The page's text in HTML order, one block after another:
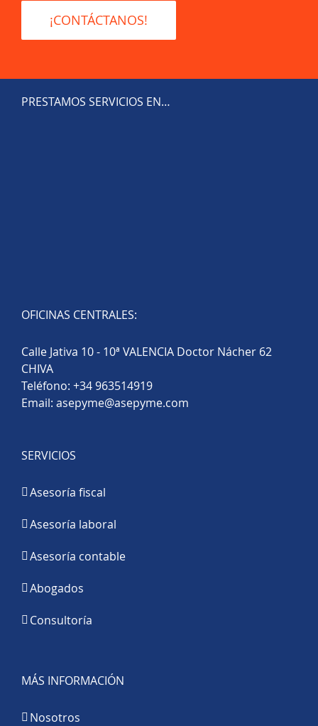
¡CONTÁCTANOS!
PRESTAMOS SERVICIOS EN…
OFICINAS CENTRALES:
Calle Jativa 10 - 10ª VALENCIA Doctor Nácher 62
CHIVA
Teléfono: +34 963514919
Email: asepyme@asepyme.com
SERVICIOS
Asesoría fiscal
Asesoría laboral
Asesoría contable
Abogados
Consultoría
MÁS INFORMACIÓN
Nosotros